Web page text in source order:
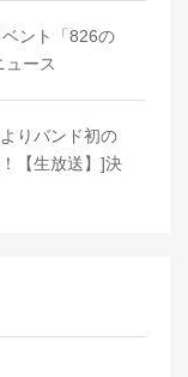
ント「826の
ュース
りバンド初の
【生放送】]決